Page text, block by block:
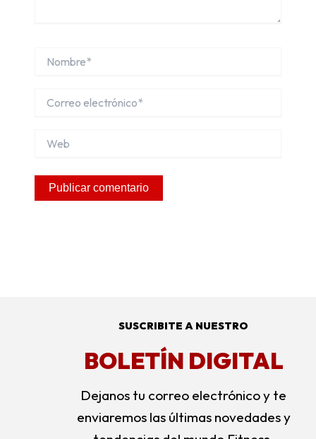
electrónico*
SUSCRIBITE A NUESTRO
BOLETÍN DIGITAL
Dejanos tu correo electrónico y te
enviaremos las últimas novedades y